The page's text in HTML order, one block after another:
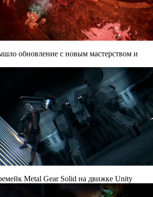
обновление с новым мастерством и
Metal Gear Solid на движке Unity